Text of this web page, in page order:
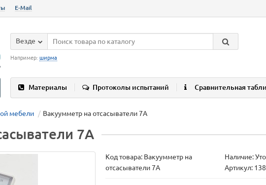
E-Mail
Везде
Например: ширма
Материалы Протоколы испытаний Сравнительная
мебели Вакуумметр на отсасыватели 7А
7А
Код товара: Вакуумметр на
отсасыватели 7А
Наличие:
Артикул: